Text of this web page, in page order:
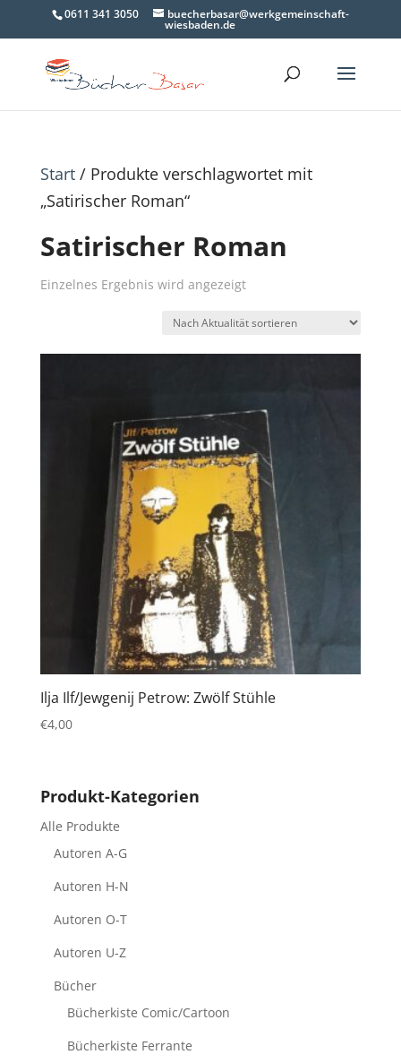
0611 341 3050 buecherbasar@werkgemeinschaft-
wiesbaden.de
Start/ Produkte verschlagwortet mit
„Satirischer Roman“
Satirischer Roman
Einzelnes Ergebnis wird angezeigt
Ilja Ilf/Jewgenij Petrow: Zwölf Stühle
€4,00
Produkt-Kategorien
Alle Produkte
Autoren A-G
Autoren H-N
Autoren O-T
Autoren U-Z
Bücher
Bücherkiste Comic/Cartoon
Bücherkiste Ferrante